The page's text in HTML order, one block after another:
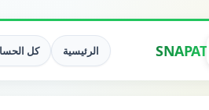
SNAPAT الرئيسية كل